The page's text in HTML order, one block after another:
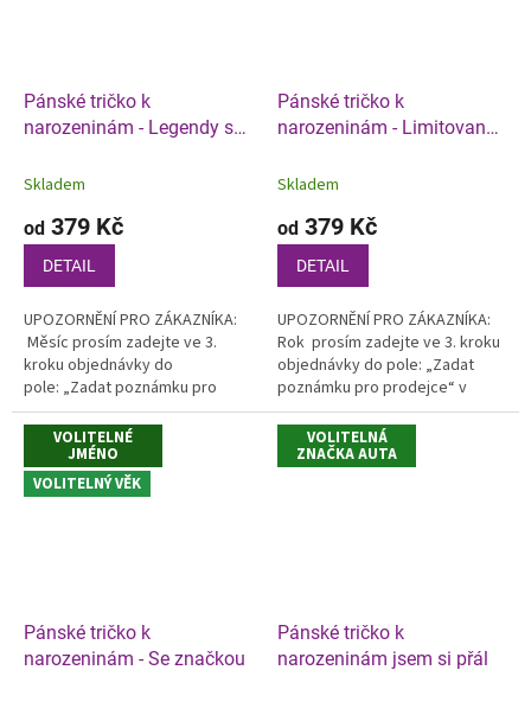
Pánské tričko k
narozeninám - Legendy se
Skladem
od 379 Kč
DETAIL
UPOZORNĚNÍ PRO ZÁKAZNÍKA:
Měsíc prosím zadejte ve 3.
kroku objednávky do
pole: „Zadat poznámku pro
prodejce“ v košíku
Pánské tričko k
narozeninám - Limitovaná
Skladem
od 379 Kč
DETAIL
UPOZORNĚNÍ PRO ZÁKAZNÍKA:
Rok prosím zadejte ve 3. kroku
objednávky do pole: „Zadat
poznámku pro prodejce“ v
košíku.
VOLITELNÉ
JMÉNO
VOLITELNÝ VĚK
Pánské tričko k
narozeninám - Se značkou
VOLITELNÁ
ZNAČKA AUTA
Pánské tričko k
narozeninám jsem si přál